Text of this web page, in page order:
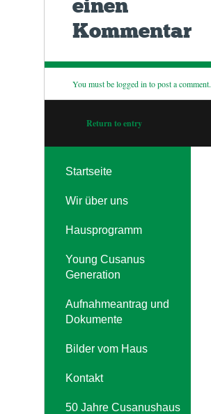
einen
Kommentar
You must belogged in to post a comment.
Return to entry
Startseite
Wir über uns
Hausprogramm
Young Cusanus
Generation
Aufnahmeantrag und
Dokumente
Bilder vom Haus
Kontakt
50 Jahre Cusanushaus